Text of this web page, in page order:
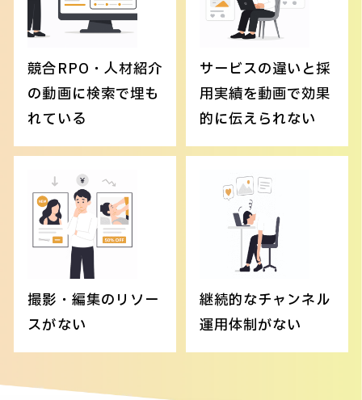
競合RPO・人材紹介
の動画に検索で埋も
れている
サービスの違いと採
用実績を動画で効果
的に伝えられない
撮影・編集のリソー
スがない
継続的なチャンネル
運用体制がない